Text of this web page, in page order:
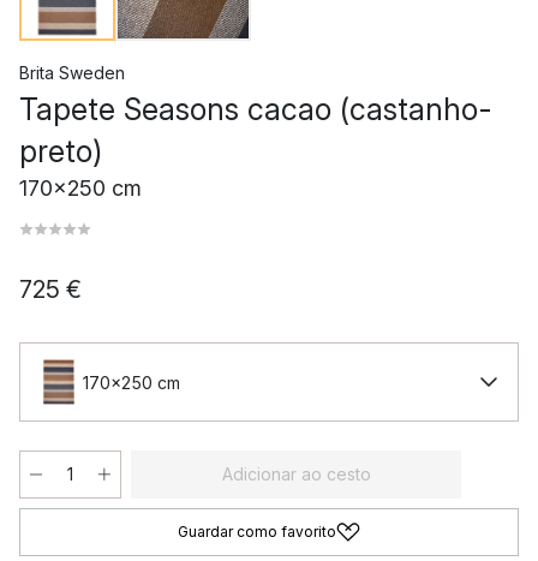
Brita Sweden
Tapete Seasons cacao (castanho-
preto)
170x250 cm
725 €
170x250 cm
Adicionar ao cesto
Guardar como favorito